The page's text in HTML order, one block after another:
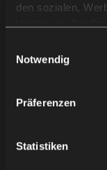
den sozialen,
Verfügung. Die
erhaltenen Daten
Statistik-,
erfordert Ihre
auf „Alle
„Auswahl
Einwilligung/
Notwendig
Präferenzen
Statistiken